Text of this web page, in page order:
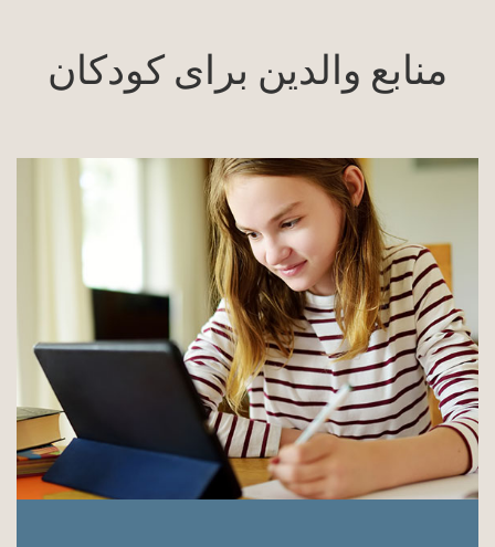
منابع والدین برای کودکان